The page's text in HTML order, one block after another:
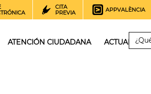
CITA
PREVIA
APPVALÈNCIA
ATENCIÓN CIUDADANA ACTUALIDAD